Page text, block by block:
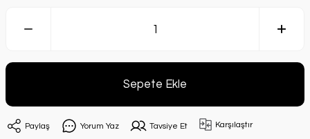
Sepete Ekle
Paylaş Yorum Yaz Tavsiye Et Karşılaştır